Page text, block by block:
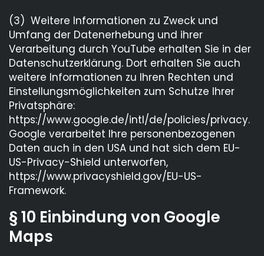
(3) Weitere Informationen zu Zweck und
Umfang der Datenerhebung und ihrer
Verarbeitung durch YouTube erhalten Sie in der
Datenschutzerklärung. Dort erhalten Sie auch
weitere Informationen zu Ihren Rechten und
Einstellungsmöglichkeiten zum Schutze Ihrer
Privatsphäre:
https://www.google.de/intl/de/policies/privacy.
Google verarbeitet Ihre personenbezogenen
Daten auch in den USA und hat sich dem EU-
US-Privacy-Shield unterworfen,
https://www.privacyshield.gov/EU-US-
Framework.
§ 10 Einbindung von Google
Maps